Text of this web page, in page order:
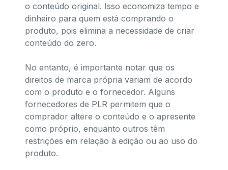
o conteúdo original. Isso economiza tempo e
dinheiro para quem está comprando o
produto, pois elimina a necessidade de criar
conteúdo do zero.
No entanto, é importante notar que os
direitos de marca própria variam de acordo
com o produto e o fornecedor. Alguns
fornecedores de PLR permitem que o
comprador altere o conteúdo e o apresente
como próprio, enquanto outros têm
restrições em relação à edição ou ao uso do
produto.